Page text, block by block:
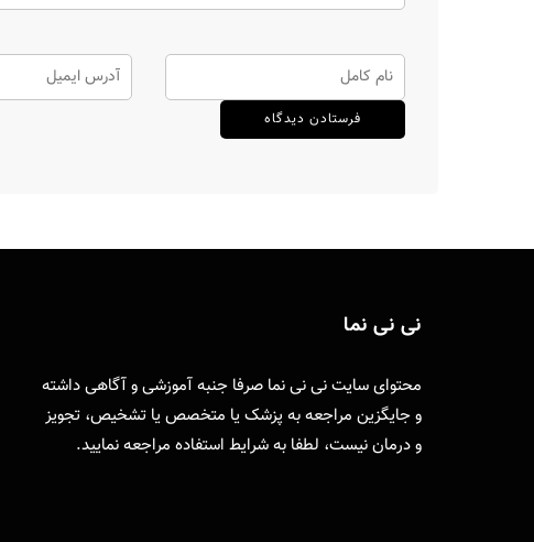
نی نی نما
محتوای سایت نی نی نما صرفا جنبه آموزشی و آگاهی داشته
و جایگزین مراجعه به پزشک یا متخصص یا تشخیص، تجویز
و درمان نیست، لطفا بهشرایط استفاده مراجعه نمایید.